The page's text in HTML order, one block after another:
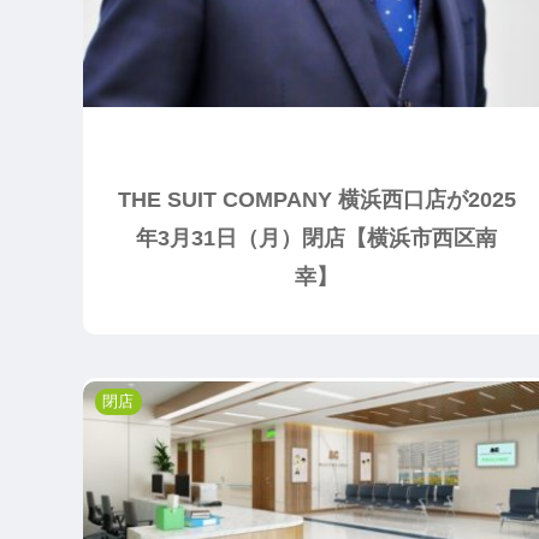
THE SUIT COMPANY 横浜西口店が2025
年3月31日（月）閉店【横浜市西区南
幸】
閉店